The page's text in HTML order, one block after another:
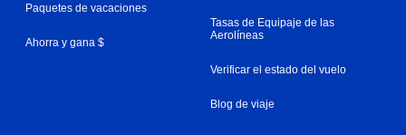
Paquetes de vacaciones
Ahorra y gana $
Tasas de Equipaje de las
Aerolíneas
Verificar el estado del vuelo
Blog de viaje